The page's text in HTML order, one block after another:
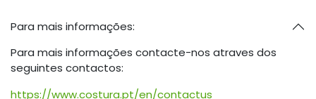
Para mais informações:
Para mais informações contacte-nos atraves dos
seguintes contactos:
https://www.costura.pt/en/contactus